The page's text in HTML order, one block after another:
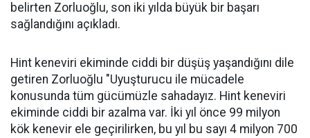
belirten Zorluoğlu, son iki yılda büyük bir başarı
sağlandığını açıkladı.
Hint keneviri ekiminde ciddi bir düşüş yaşandığını dile
getiren Zorluoğlu "Uyuşturucu ile mücadele
konusunda tüm gücümüzle sahadayız. Hint keneviri
ekiminde ciddi bir azalma var. İki yıl önce 99 milyon
kök kenevir ele geçirilirken, bu yıl bu sayı 4 milyon 700